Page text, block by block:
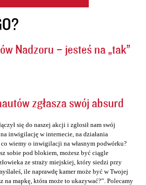
Nadzoru – jesteś na „tak”
zgłasza swój absurd
się do naszej akcji i zgłosił nam swój
inwigilację w internecie, na działania
co wiemy o inwigilacji na własnym podwórku?
sobie pod blokiem, możesz być ciągle
ze straży miejskiej, który siedzi przy
ile naprawdę kamer może być w Twojej
na mapkę, która może to ukazywać?”. Polecamy